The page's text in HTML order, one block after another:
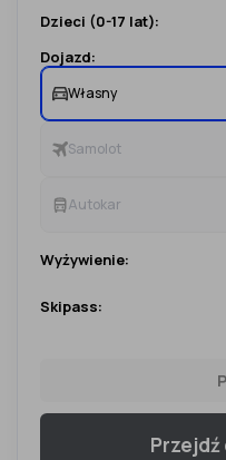
Dzieci (0-17 lat):
Dojazd:
Własny
Samolot
Autokar
Wyżywienie:
Skipass:
Przejdź